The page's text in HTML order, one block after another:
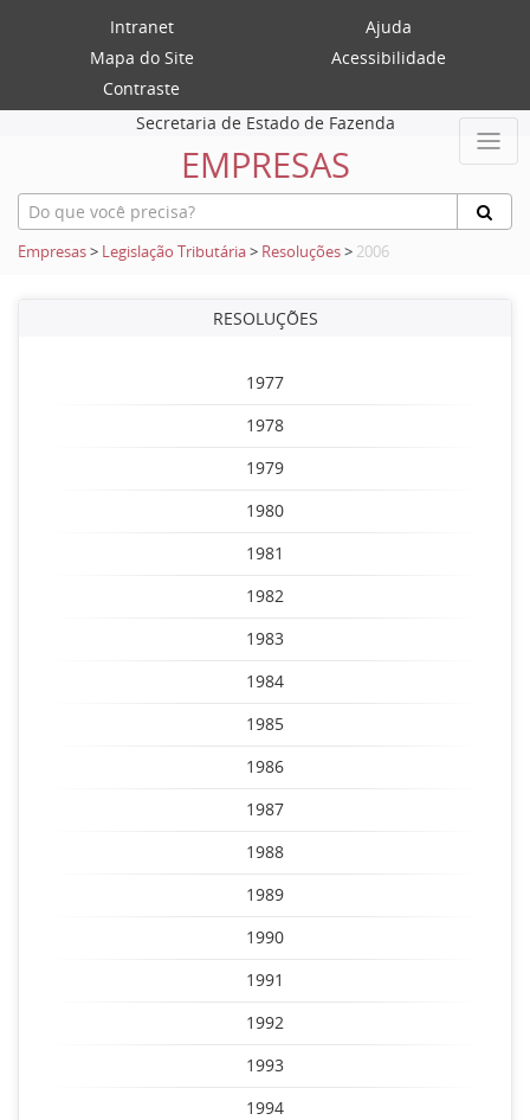
Intranet
Ajuda
Mapa do Site
Acessibilidade
Contraste
Secretaria de Estado de Fazenda
EMPRESAS
Empresas> Legislação Tributária> Resoluções> 2006
RESOLUÇÕES
1977
1978
1979
1980
1981
1982
1983
1984
1985
1986
1987
1988
1989
1990
1991
1992
1993
1994